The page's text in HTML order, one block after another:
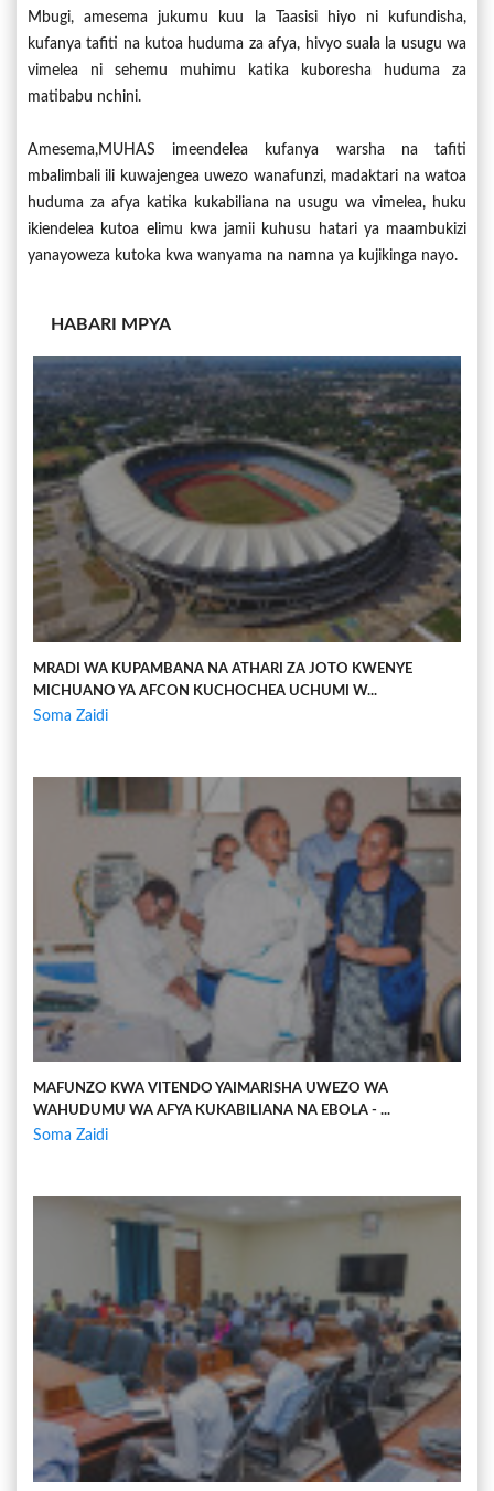
Mbugi, amesema jukumu kuu la Taasisi hiyo ni kufundisha,
kufanya tafiti na kutoa huduma za afya, hivyo suala la usugu wa
vimelea ni sehemu muhimu katika kuboresha huduma za
matibabu nchini.
Amesema,MUHAS imeendelea kufanya warsha na tafiti
mbalimbali ili kuwajengea uwezo wanafunzi, madaktari na watoa
huduma za afya katika kukabiliana na usugu wa vimelea, huku
ikiendelea kutoa elimu kwa jamii kuhusu hatari ya maambukizi
yanayoweza kutoka kwa wanyama na namna ya kujikinga nayo.
HABARI MPYA
MRADI WA KUPAMBANA NA ATHARI ZA JOTO KWENYE
MICHUANO YA AFCON KUCHOCHEA UCHUMI W...
Soma Zaidi
MAFUNZO KWA VITENDO YAIMARISHA UWEZO WA
WAHUDUMU WA AFYA KUKABILIANA NA EBOLA - ...
Soma Zaidi